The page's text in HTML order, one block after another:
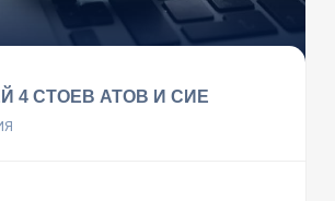
4 СТОЕВ АТОВ И СИЕ